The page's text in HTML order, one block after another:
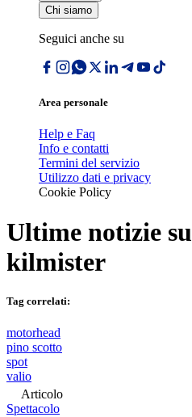
Chi siamo
Seguici anche su
Area personale
Help e Faq
Info e contatti
Termini del servizio
Utilizzo dati e privacy
Cookie Policy
Ultime notizie su
kilmister
Tag correlati:
motorhead
pino scotto
spot
valio
Articolo
Spettacolo